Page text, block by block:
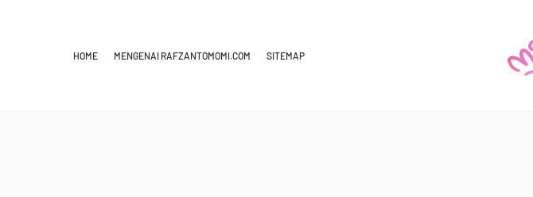
HOME MENGENAI RAFZANTOMOMI.COM SITEMAP